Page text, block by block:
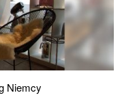
Niemcy